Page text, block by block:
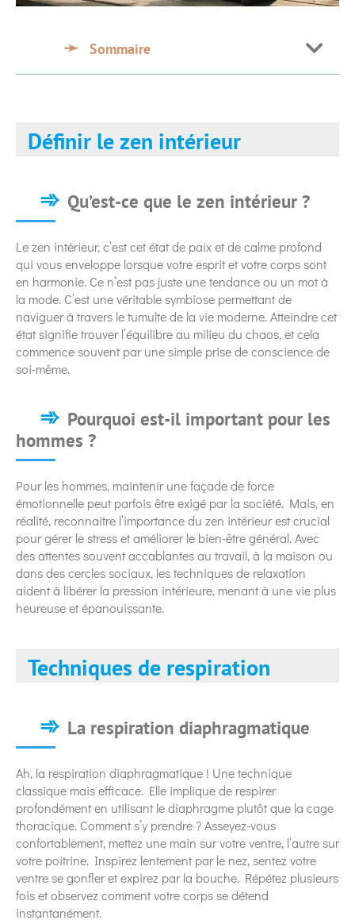
Sommaire
Définir le zen intérieur
Qu’est-ce que le zen intérieur ?
Le zen intérieur, c’est cet état de paix et de calme profond
qui vous enveloppe lorsque votre esprit et votre corps sont
en harmonie. Ce n’est pas juste une tendance ou un mot à
la mode. C’est une véritable symbiose permettant de
naviguer à travers le tumulte de la vie moderne. Atteindre cet
état signifie trouver l’équilibre au milieu du chaos, et cela
commence souvent par une simple prise de conscience de
soi-même.
Pourquoi est-il important pour les
hommes ?
Pour les hommes, maintenir une façade de force
émotionnelle peut parfois être exigé par la société. Mais, en
réalité, reconnaitre l’importance du zen intérieur est crucial
pour gérer le stress et améliorer le bien-être général. Avec
des attentes souvent accablantes au travail, à la maison ou
dans des cercles sociaux, les techniques de relaxation
aident à libérer la pression intérieure, menant à une vie plus
heureuse et épanouissante.
Techniques de respiration
La respiration diaphragmatique
Ah, la respiration diaphragmatique ! Une technique
classique mais efficace. Elle implique de respirer
profondément en utilisant le diaphragme plutôt que la cage
thoracique. Comment s’y prendre ? Asseyez-vous
confortablement, mettez une main sur votre ventre, l’autre sur
votre poitrine. Inspirez lentement par le nez, sentez votre
ventre se gonfler et expirez par la bouche. Répétez plusieurs
fois et observez comment votre corps se détend
instantanément.